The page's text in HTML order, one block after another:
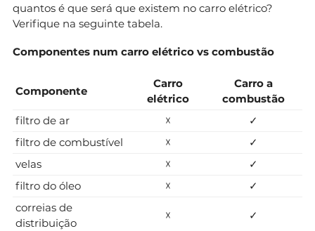
quantos é que será que existem no carro elétrico?
Verifique na seguinte tabela.
Componentes num carro elétrico vs combustão
Componente
Carro
elétrico
Carro a
combustão
filtro de ar
☓
✓
filtro de combustível
☓
✓
velas
☓
✓
filtro do óleo
☓
✓
correias de
distribuição
☓ ✓